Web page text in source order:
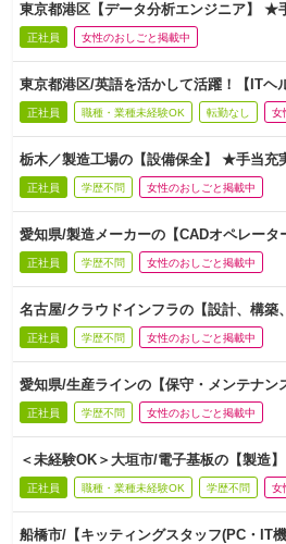
東京都港区【データ分析エンジニア】
正社員 女性のおしごと掲載中
東京都港区/英語を活かして活躍！【IT
正社員 職種・業種未経験OK 転勤なし 女
栃木／製造工場の【設備保全】 ★手当
正社員 学歴不問 女性のおしごと掲載中
愛知県/製造メーカーの【CADオペレータ
正社員 学歴不問 女性のおしごと掲載中
名古屋/クラウドインフラの【設計、構築
正社員 学歴不問 女性のおしごと掲載中
愛知県/生産ラインの【保守・メンテナン
正社員 学歴不問 女性のおしごと掲載中
＜未経験OK＞大垣市/電子基板の【製造】
正社員 職種・業種未経験OK 学歴不問 女
船橋市/【キッティングスタッフ(PC・IT